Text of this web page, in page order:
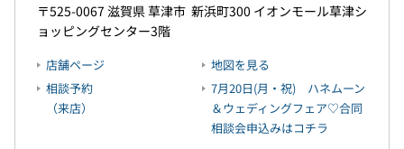
525-0067 滋賀県草津市 新浜町300 イオンモール草津シ
ョッピングセンター3階
店舗ページ
相談予約
（来店）
地図を見る
7月20日(月・祝) ハネムーン
＆ウェディングフェア♡合同
相談会申込みはコチラ